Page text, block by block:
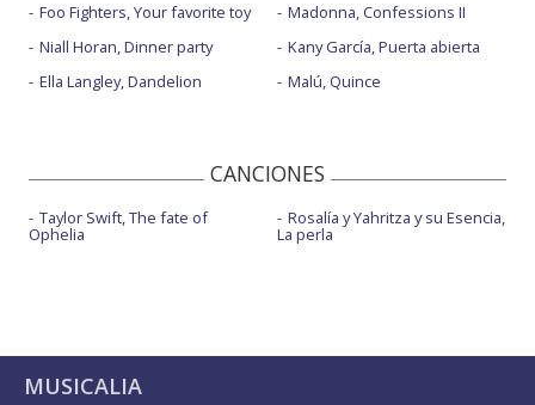
Foo Fighters, Your favorite toy
Niall Horan, Dinner party
Ella Langley, Dandelion
Madonna, Confessions II
Kany García, Puerta abierta
Malú, Quince
CANCIONES
Taylor Swift, The fate of
Ophelia
Rosalía y Yahritza y su Esencia,
La perla
MUSICALIA